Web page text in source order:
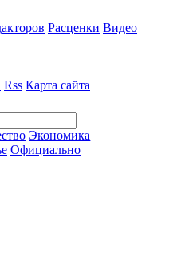
Расценки Видео
Rss Карта сайта
Экономика
Официально